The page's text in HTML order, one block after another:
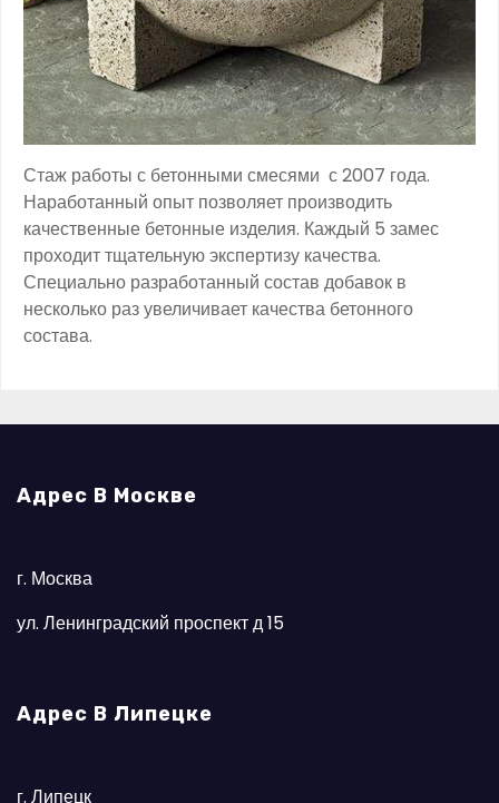
Стаж работы с бетонными смесями с 2007 года.
Наработанный опыт позволяет производить
качественные бетонные изделия. Каждый 5 замес
проходит тщательную экспертизу качества.
Специально разработанный состав добавок в
несколько раз увеличивает качества бетонного
состава.
Адрес В Москве
г. Москва
ул. Ленинградский проспект д 15
Адрес В Липецке
г. Липецк